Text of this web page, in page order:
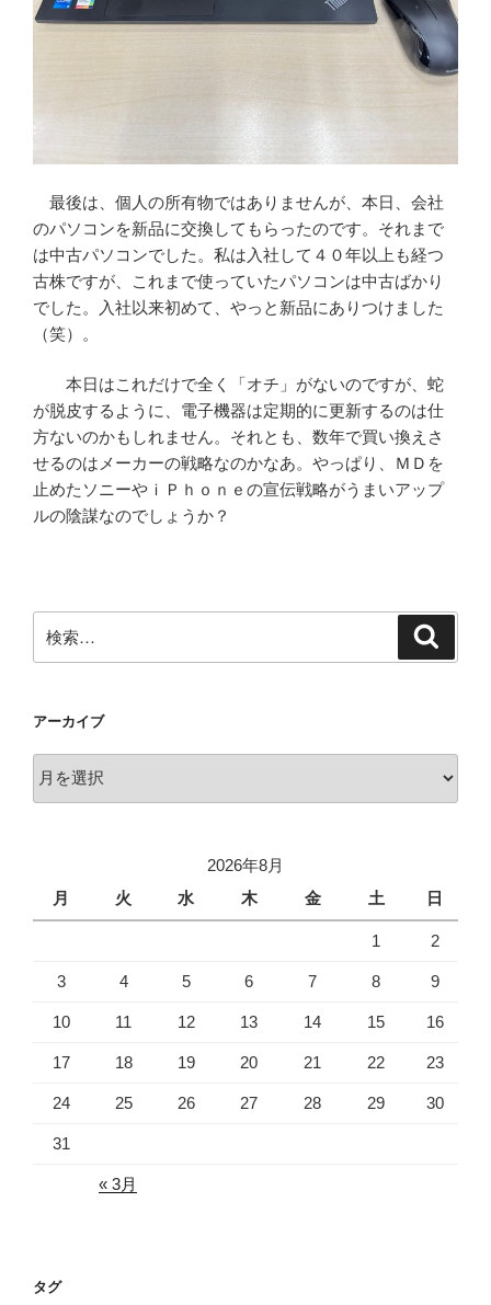
最後は、個人の所有物ではありませんが、本日、会社
のパソコンを新品に交換してもらったのです。それまで
は中古パソコンでした。私は入社して４０年以上も経つ
古株ですが、これまで使っていたパソコンは中古ばかり
でした。入社以来初めて、やっと新品にありつけました
（笑）。
本日はこれだけで全く「オチ」がないのですが、蛇
が脱皮するように、電子機器は定期的に更新するのは仕
方ないのかもしれません。それとも、数年で買い換えさ
せるのはメーカーの戦略なのかなあ。やっぱり、ＭＤを
止めたソニーやｉＰｈｏｎｅの宣伝戦略がうまいアップ
ルの陰謀なのでしょうか？
索:
アーカイブ
ー
2026年8月
月
火 水 木 金 土 日
1 2
3 4 5 6 7 8 9
10 11 12 13 14 15 16
17 18 19 20 21 22 23
24 25 26 27 28 29 30
31
« 3月
タグ